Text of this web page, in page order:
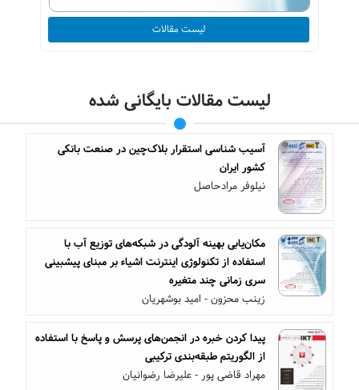
لیست مقالات
لیست مقالات بایگانی شده
آسیب شناسی استقرار بلاک‌چین در صنعت بانکی
کشور ایران
نیلوفر مرادحاصل
مکان‌یابی بهینه آلودگی در شبکه‌های توزیع آب با
استفاده از تکنولوژی اینترنت اشیاء بر مبنای پیشبینی
سری زمانی چند متغیره
زینب محزون - امید بوشهریان
پیدا کردن خبره در انجمن‌های پرسش و پاسخ با استفاده
از الگوریتم طبقه‌بندی ترکیبی
مهراد قاضی پور - علیرضا رضوانیان